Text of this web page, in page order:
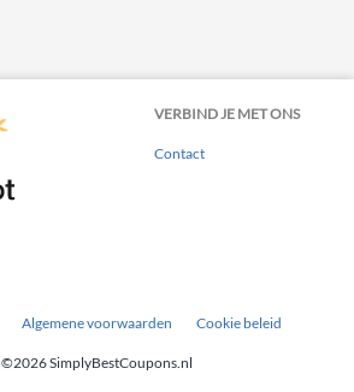
VERBIND JE MET ONS
Contact
Algemene voorwaarden Cookie beleid
©2026 SimplyBestCoupons.nl